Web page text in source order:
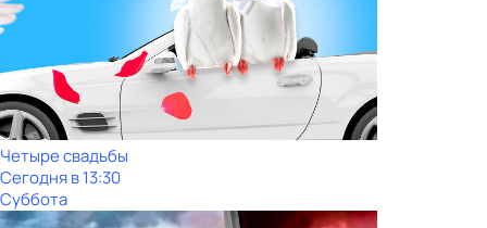
Четыре свадьбы
Сегодня в 13:30
Суббота